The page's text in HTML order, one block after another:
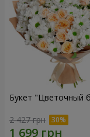
Букет "Цветочный
2 427 грн